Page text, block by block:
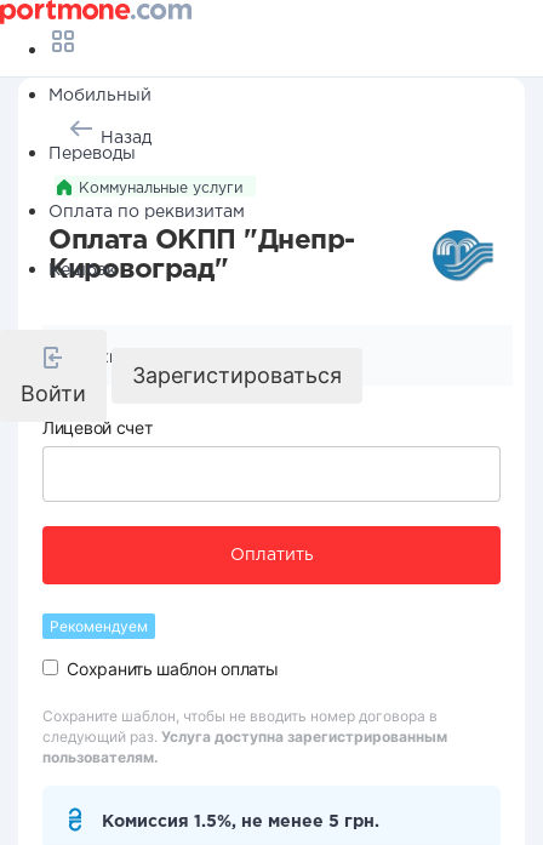
Мобильный
Переводы
Оплата по реквизитам
Кешбэк
Войти
Зарегистироваться
Назад
Коммунальные услуги
Оплата ОКПП "Днепр-
Кировоград"
Реквизиты компании
Лицевой счет
Оплатить
Рекомендуем
Сохранить шаблон оплаты
Сохраните шаблон, чтобы не вводить номер договора в
следующий раз. Услуга доступна зарегистрированным
пользователям.
Комиссия 1.5%, не менее 5 грн.